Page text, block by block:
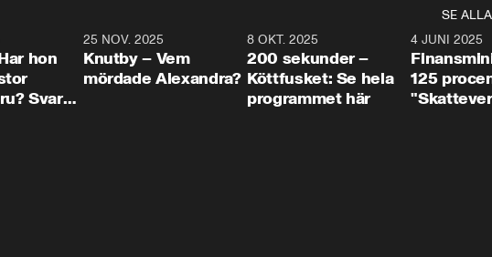
SE ALLA
hon
Svar
31:05
25 NOV. 2025
Knutby – Vem
mördade Alexandra?
4:29
8 OKT. 2025
200 sekunder –
Köttfusket: Se hela
programmet här
4 JUNI 2025
125